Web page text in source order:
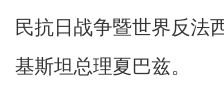
民抗日战争暨世界反法
基斯坦总理夏巴兹。